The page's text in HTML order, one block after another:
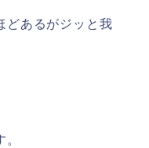
どあるがジッと我